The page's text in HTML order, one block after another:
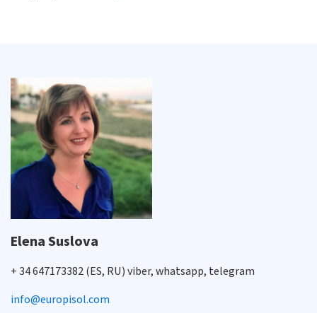
Elena Suslova
+ 34 647173382 (ES, RU) viber, whatsapp, telegram
info@europisol.com